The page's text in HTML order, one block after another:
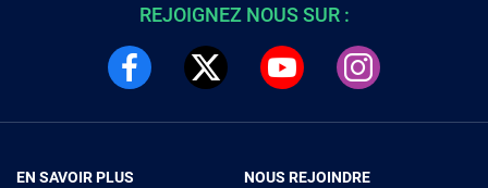
REJOIGNEZ NOUS SUR :
EN SAVOIR PLUS
NOUS REJOINDRE